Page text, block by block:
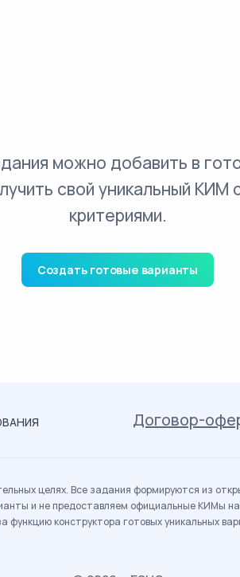
можно добавить в
свой уникальный КИМ
критериями.
Создать готовые варианты
Договор-
целях. Все задания формируются из
и не предоставляем официальные КИМы
функцию конструктора готовых уникальных